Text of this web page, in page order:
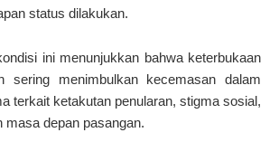
status dilakukan.
ini menunjukkan bahwa keterbukaan
sering menimbulkan kecemasan dalam
terkait ketakutan penularan, stigma sosial,
masa depan pasangan.